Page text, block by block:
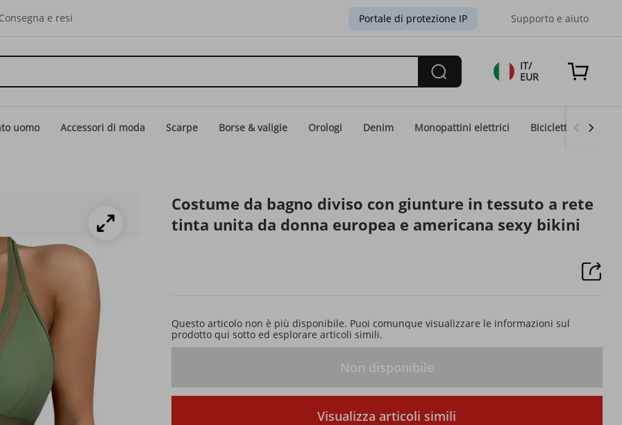
e resi Portale di protezione IP Supporto e aiuto
IT/
EUR
uomo Accessori di moda Scarpe Borse & valigie Orologi Denim Monopattini elettrici Biciclette elettriche
Costume da bagno diviso con giunture in tessuto a rete
tinta unita da donna europea e americana sexy bikini
Questo articolo non è più disponibile. Puoi comunque visualizzare le informazioni sul
prodotto qui sotto ed esplorare articoli simili.
Non disponibile
Visualizza articoli simili